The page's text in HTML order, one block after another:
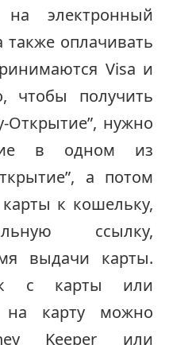
электронный
оплачивать
Visa и
чтобы получить
Открытие”, нужно
в одном из
а потом
к кошельку,
ссылку,
выдачи карты.
с карты или
на карту можно
Keeper или